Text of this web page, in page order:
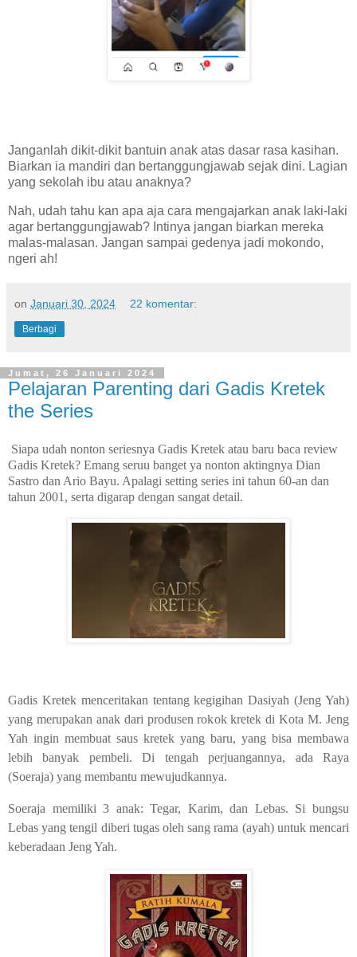
Janganlah dikit-dikit bantuin anak atas dasar rasa kasihan.
Biarkan ia mandiri dan bertanggungjawab sejak dini. Lagian
yang sekolah ibu atau anaknya?
Nah, udah tahu kan apa aja cara mengajarkan anak laki-laki
agar bertanggungjawab? Intinya jangan biarkan mereka
malas-malasan. Jangan sampai gedenya jadi mokondo,
ngeri ah!
on Januari 30, 2024 22 komentar:
Berbagi
Jumat, 26 Januari 2024
Pelajaran Parenting dari Gadis Kretek
the Series
Siapa udah nonton seriesnya Gadis Kretek atau baru baca review
Gadis Kretek? Emang seruu banget ya nonton aktingnya Dian
Sastro dan Ario Bayu. Apalagi setting series ini tahun 60-an dan
tahun 2001, serta digarap dengan sangat detail.
Gadis Kretek menceritakan tentang kegigihan Dasiyah (Jeng Yah)
yang merupakan anak dari produsen rokok kretek di Kota M. Jeng
Yah ingin membuat saus kretek yang baru, yang bisa membawa
lebih banyak pembeli. Di tengah perjuangannya, ada Raya
(Soeraja) yang membantu mewujudkannya.
Soeraja memiliki 3 anak: Tegar, Karim, dan Lebas. Si bungsu
Lebas yang tengil diberi tugas oleh sang rama (ayah) untuk mencari
keberadaan Jeng Yah.